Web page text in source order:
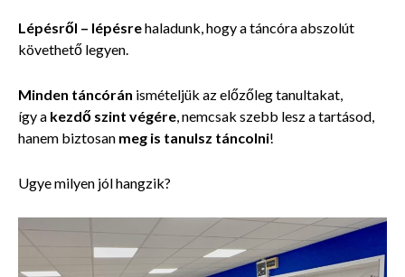
Lépésről – lépésrehaladunk, hogy a táncóra abszolút
követhető legyen.
Minden táncórán ismételjük az előzőleg tanultakat,
így a kezdő szint végére, nemcsak szebb lesz a tartásod,
hanem biztosan meg is tanulsz táncolni!
Ugye milyen jól hangzik?